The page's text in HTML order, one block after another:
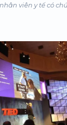
viên y tế có